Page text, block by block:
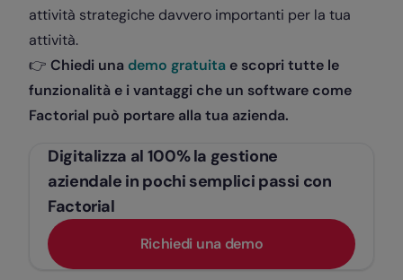
attività strategiche davvero importanti per la tua
attività.
👉 Chiedi una demo gratuita e scopri tutte le
funzionalità e i vantaggi che un software come
Factorial può portare alla tua azienda.
Digitalizza al 100% la gestione
aziendale in pochi semplici passi con
Factorial
Richiedi una demo